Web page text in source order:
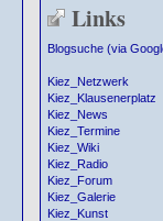
Links
Blogsuche (via
Kiez_Netzwerk
Kiez_Klausenerplatz
Kiez_News
Kiez_Termine
Kiez_Wiki
Kiez_Radio
Kiez_Forum
Kiez_Galerie
Kiez_Kunst